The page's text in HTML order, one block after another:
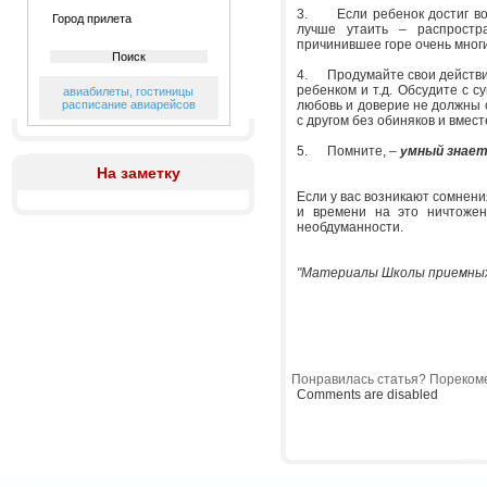
авиабилеты ,гостиницы
расписание авиарейсов
На заметку
3. Если ребенок достиг
лучше утаить –
причинившее горе очень
4. Продумайте свои
ребенком и т.д. Обсудите с
любовь и доверие не должны
с другом без обиняков и
5. Помните, – умный
Если у вас возникают
и времени на это
необдуманности.
"Материалы Школы
Понравилась статья?
Comments are disabled